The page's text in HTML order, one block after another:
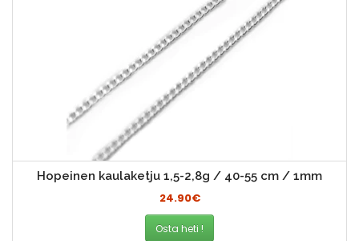
Hopeinen kaulaketju 1,5-2,8g / 40-55 cm / 1mm
24.90€
Osta heti !